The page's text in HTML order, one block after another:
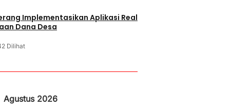
Implementasikan Aplikasi Real
Dana Desa
Dilihat
Agustus 2026